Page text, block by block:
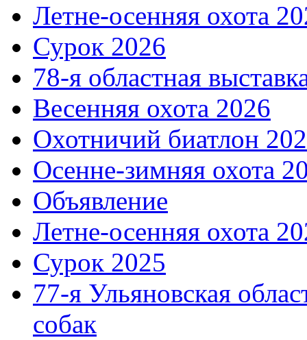
Летне-осенняя охота
Сурок 2026
78-я областная
Весенняя охота 2026
Охотничий биатлон
Осенне-зимняя охота
Объявление
Летне-осенняя охота
Сурок 2025
77-я Ульяновская
собак